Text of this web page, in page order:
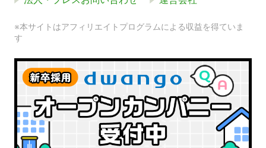
※本サイトはアフィリエイトプログラムによる収益を得ていま
す